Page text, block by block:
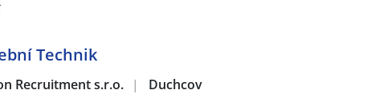
Technik
Recruitment s.r.o. | Duchcov